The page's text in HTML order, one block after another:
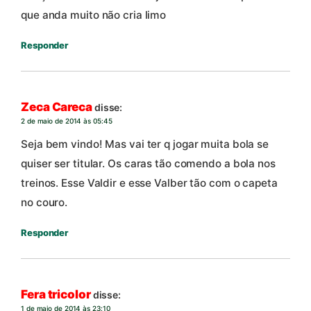
que anda muito não cria limo
Responder
Zeca Carecadisse:
2 de maio de 2014 às 05:45
Seja bem vindo! Mas vai ter q jogar muita bola se
quiser ser titular. Os caras tão comendo a bola nos
treinos. Esse Valdir e esse Valber tão com o capeta
no couro.
Responder
Fera tricolordisse:
1 de maio de 2014 às 23:10